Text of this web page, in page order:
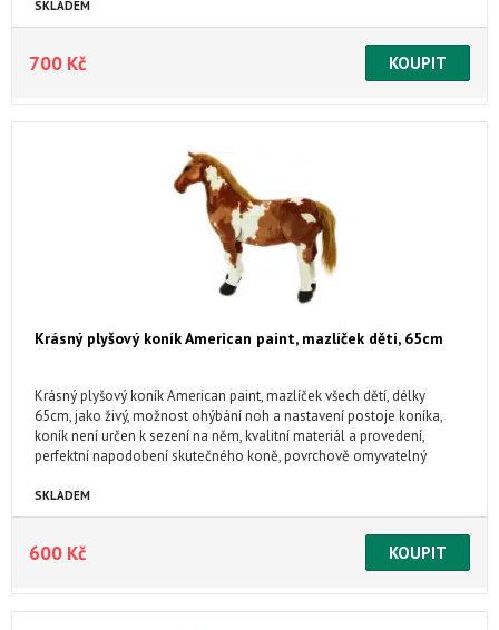
SKLADEM
700 Kč
Krásný plyšový koník American paint, mazlíček dětí, 65cm
Krásný plyšový koník American paint, mazlíček všech dětí, délky
65cm, jako živý, možnost ohýbání noh a nastavení postoje koníka,
koník není určen k sezení na něm, kvalitní materiál a provedení,
perfektní napodobení skutečného koně, povrchově omyvatelný
SKLADEM
600 Kč